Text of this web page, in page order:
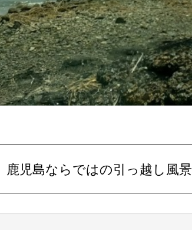
鹿児島ならではの引っ越し風景